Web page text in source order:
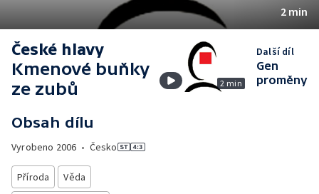
2 min
České hlavy
Kmenové buňky
ze zubů
Obsah dílu
Vyrobeno 2006 • Česko
Příroda
Věda
2 min
Další díl
Gen
proměny